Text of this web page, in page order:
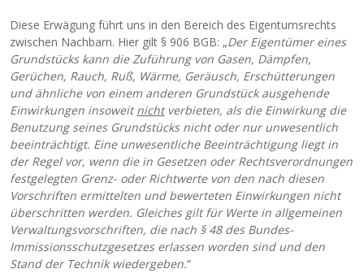
Diese Erwägung führt uns in den Bereich des Eigentumsrechts
zwischen Nachbarn. Hier gilt § 906 BGB: „Der Eigentümer eines
Grundstücks kann die Zuführung von Gasen, Dämpfen,
Gerüchen, Rauch, Ruß, Wärme, Geräusch, Erschütterungen
und ähnliche von einem anderen Grundstück ausgehende
Einwirkungen insoweitnichtverbieten, als die Einwirkung die
Benutzung seines Grundstücks nicht oder nur unwesentlich
beeinträchtigt. Eine unwesentliche Beeinträchtigung liegt in
der Regel vor, wenn die in Gesetzen oder Rechtsverordnungen
festgelegten Grenz- oder Richtwerte von den nach diesen
Vorschriften ermittelten und bewerteten Einwirkungen nicht
überschritten werden. Gleiches gilt für Werte in allgemeinen
Verwaltungsvorschriften, die nach § 48 des Bundes-
Immissionsschutzgesetzes erlassen worden sind und den
Stand der Technik wiedergeben.“